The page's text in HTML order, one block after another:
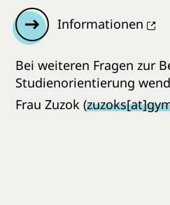
Informationen
Bei weiteren Fragen zur
Studienorientierung
Frau Zuzok (